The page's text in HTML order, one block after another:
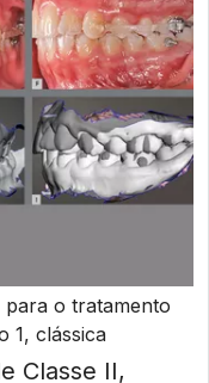
para o tratamento
1, clássica
Classe II,